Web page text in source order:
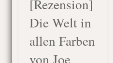
[Rezension]
Die Welt in
allen Farben
von Joe